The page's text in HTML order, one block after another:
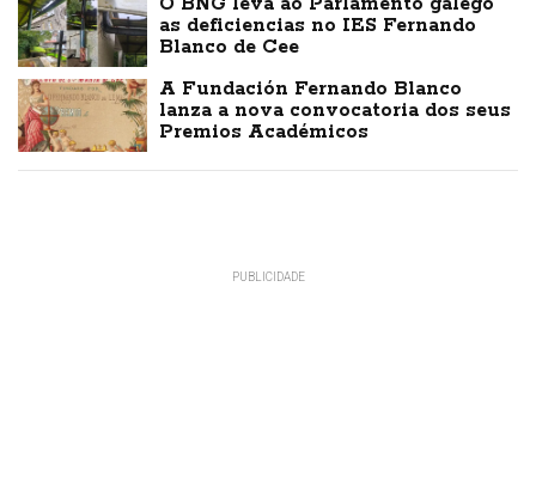
as deficiencias no IES Fernando
Blanco de Cee
A Fundación Fernando Blanco
lanza a nova convocatoria dos seus
Premios Académicos